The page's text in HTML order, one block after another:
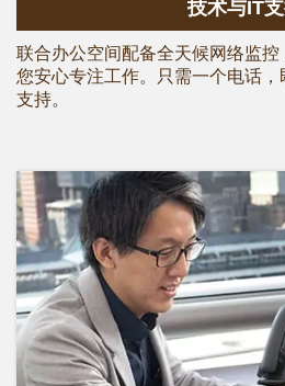
技术与IT
联合办公空间配备全天候网络监
您安心专注工作。只需一个电话
支持。